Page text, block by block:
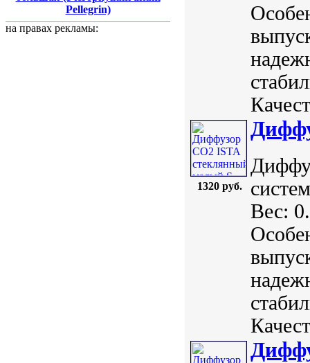
Pellegrin)
на правах рекламы:
1320 руб.
Вес: